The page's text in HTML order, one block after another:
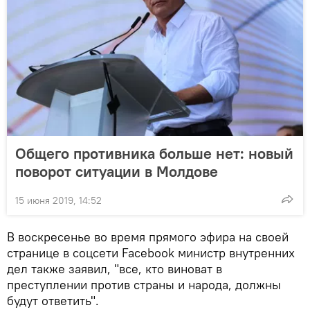
Общего противника больше нет: новый
поворот ситуации в Молдове
15 июня 2019, 14:52
В воскресенье во время прямого эфира на своей
странице в соцсети Facebook министр внутренних
дел также заявил, "все, кто виноват в
преступлении против страны и народа, должны
будут ответить".